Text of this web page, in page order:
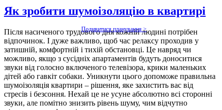
Подивитися планування >
Як зробити шумоізоляцію в квартирі
Після насиченого трудового дня кожній людині потрібен
відпочинок. І дуже важливо, щоб час релаксу проходив у
затишній, комфортній і тихій обстановці. Це навряд чи
можливо, якщо з сусідніх апартаментів будуть доноситися
звуки від голосно включеного телевізора, крики маленьких
дітей або гавкіт собаки. Уникнути цього допоможе правильна
шумоізоляція квартири – рішення, яке захистить вас від
стресів і безсоння. Нехай це не усуне абсолютно всі сторонні
звуки, але помітно знизить рівень шуму, чим відчутно